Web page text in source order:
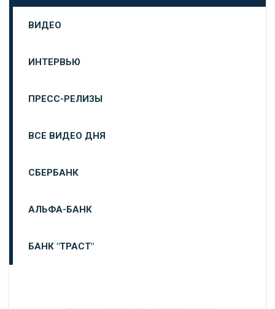
ВИДЕО
ИНТЕРВЬЮ
ПРЕСС-РЕЛИЗЫ
ВСЕ ВИДЕО ДНЯ
СБЕРБАНК
АЛЬФА-БАНК
БАНК "ТРАСТ"